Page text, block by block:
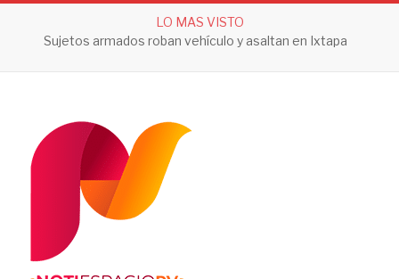
LO MAS VISTO
Sujetos armados roban vehículo y asaltan en Ixtapa